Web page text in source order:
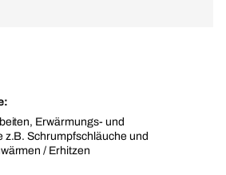
Erwärmungs- und
z.B. Schrumpfschläuche und
/ Erhitzen